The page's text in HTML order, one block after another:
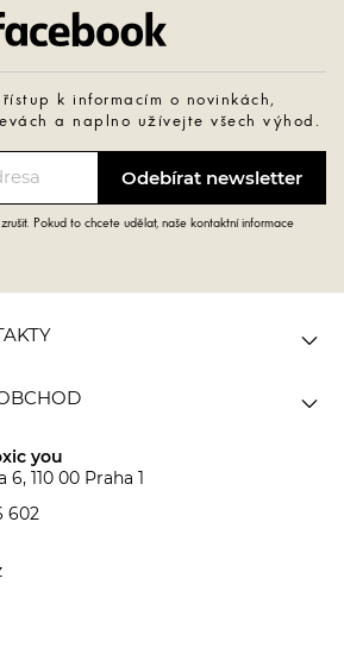
k informacím o novinkách,
a naplno užívejte všech výhod.
Pokud to chcete udělat, naše kontaktní informace


you
110 00 Praha 1
602